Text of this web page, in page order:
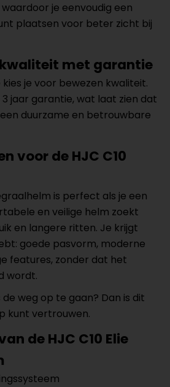
je eenvoudig een
plaatsen voor beter zicht bij
met garantie
kies je voor bewezen kwaliteit.
jaar garantie, wat laat zien dat
duurzame en betrouwbare
voor de HJC C10
is perfect als je een
en veilige helm zoekt
en langere ritten. Je krijgt
goede pasvorm, moderne
features, zonder dat het
wordt.
weg op te gaan? Dan is dit
kunt vertrouwen.
deHJC C10 Elie